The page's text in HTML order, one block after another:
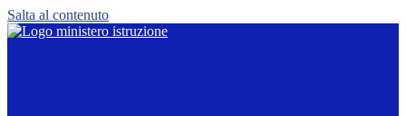
Salta al contenuto